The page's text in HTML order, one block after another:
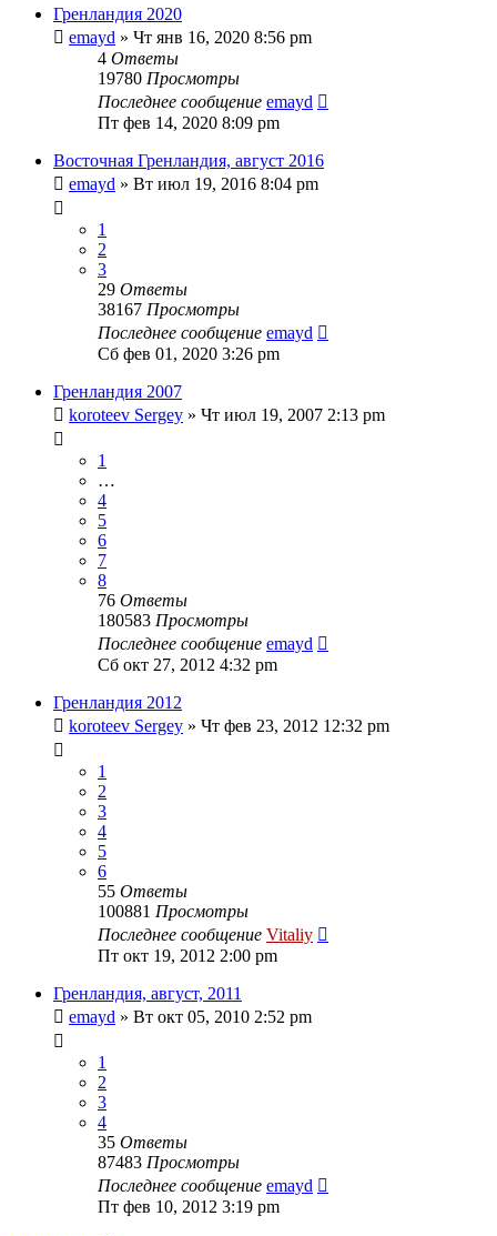
Гренландия 2020
emayd » Чт янв 16, 2020 8:56 pm
4 Ответы
19780 Просмотры
Последнее сообщение emayd
Пт фев 14, 2020 8:09 pm
Восточная Гренландия, август 2016
emayd » Вт июл 19, 2016 8:04 pm
1
2
3
29 Ответы
38167 Просмотры
Последнее сообщение emayd
Сб фев 01, 2020 3:26 pm
Гренландия 2007
koroteev Sergey » Чт июл 19, 2007 2:13 pm
1
…
4
5
6
7
8
76 Ответы
180583 Просмотры
Последнее сообщение emayd
Сб окт 27, 2012 4:32 pm
Гренландия 2012
koroteev Sergey » Чт фев 23, 2012 12:32 pm
1
2
3
4
5
6
55 Ответы
100881 Просмотры
Последнее сообщение Vitaliy
Пт окт 19, 2012 2:00 pm
Гренландия, август, 2011
emayd » Вт окт 05, 2010 2:52 pm
1
2
3
4
35 Ответы
87483 Просмотры
Последнее сообщение emayd
Пт фев 10, 2012 3:19 pm